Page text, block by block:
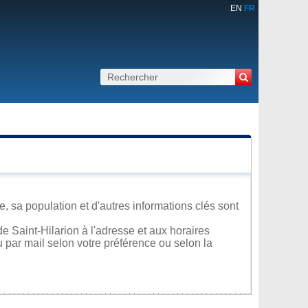
EN FR
sa population et d'autres informations clés sont
Saint-Hilarion à l'adresse et aux horaires
mail selon votre préférence ou selon la